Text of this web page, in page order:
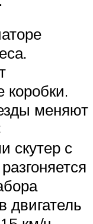
меняют
скутер с
двигатель